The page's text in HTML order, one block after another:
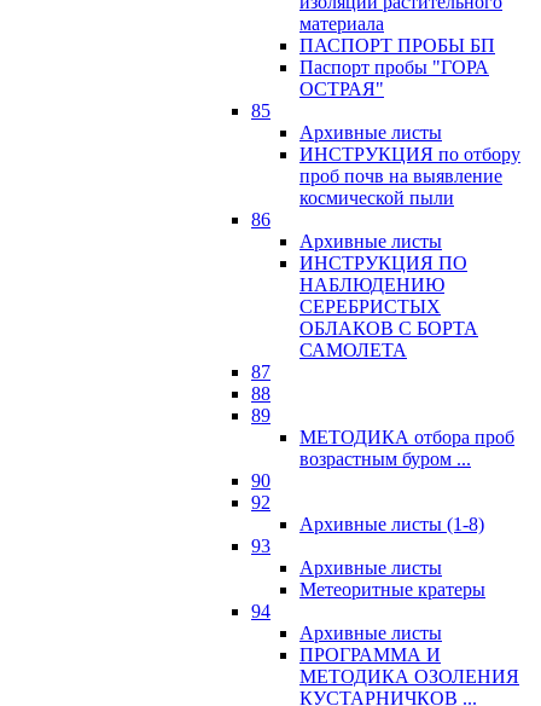
материала
ПАСПОРТ ПРОБЫ БП
Паспорт пробы "ГОРА
ОСТРАЯ"
85
Архивные листы
ИНСТРУКЦИЯ по отбору
проб почв на выявление
космической пыли
86
Архивные листы
ИНСТРУКЦИЯ ПО
НАБЛЮДЕНИЮ
СЕРЕБРИСТЫХ
ОБЛАКОВ С БОРТА
САМОЛЕТА
87
88
89
МЕТОДИКА отбора проб
возрастным буром ...
90
92
Архивные листы (1-8)
93
Архивные листы
Метеоритные кратеры
94
Архивные листы
ПРОГРАММА И
МЕТОДИКА ОЗОЛЕНИЯ
КУСТАРНИЧКОВ ...